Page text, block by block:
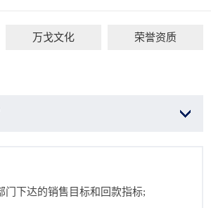
万戈文化 荣誉资质
下达的销售目标和回款指标;